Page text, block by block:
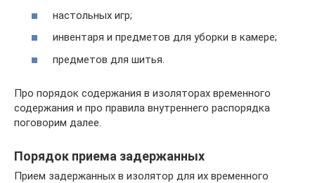
настольных игр;
инвентаря и предметов для уборки в камере;
предметов для шитья.
Про порядок содержания в изоляторах временного
содержания и про правила внутреннего распорядка
поговорим далее.
Порядок приема задержанных
Прием задержанных в изолятор для их временного